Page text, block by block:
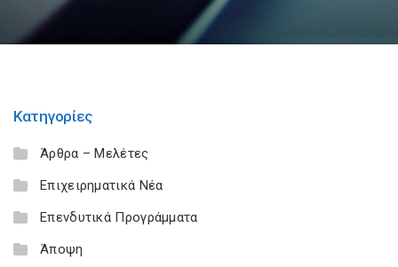
Κατηγορίες
Άρθρα – Μελέτες
Επιχειρηματικά Νέα
Επενδυτικά Προγράμματα
Άποψη